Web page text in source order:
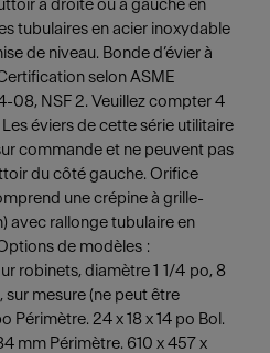
à droite ou à gauche en
tubulaires en acier inoxydable
de niveau. Bonde d’évier à
selon ASME
08, NSF 2. Veuillez compter 4
éviers de cette série utilitaire
commande et ne peuvent pas
du côté gauche. Orifice
une crépine à grille-
avec rallonge tubulaire en
de modèles :
robinets, diamètre 1 1/4 po, 8
sur mesure (ne peut être
Périmètre. 24 x 18 x 14 po Bol.
mm Périmètre. 610 x 457 x